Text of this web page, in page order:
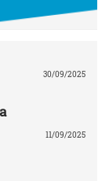
30/09/2025
11/09/2025